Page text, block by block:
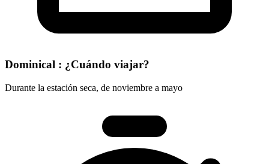
Dominical : ¿Cuándo viajar?
Durante la estación seca, de noviembre a mayo